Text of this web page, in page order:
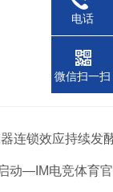
连锁效应持续发
动—IM电竞体育
电话
微信扫一扫